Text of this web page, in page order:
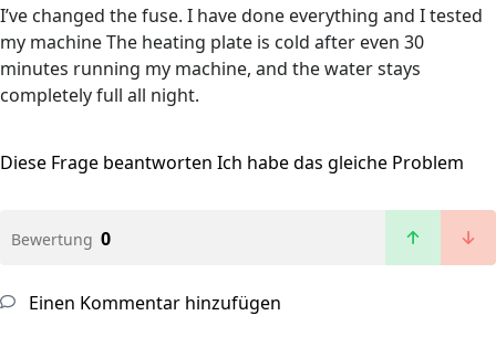
I’ve changed the fuse. I have done everything and I tested
my machine The heating plate is cold after even 30
minutes running my machine, and the water stays
completely full all night.
Diese Frage beantworten Ich habe das gleiche Problem
Bewertung 0
Einen Kommentar hinzufügen